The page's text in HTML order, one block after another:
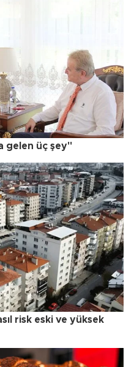
gelen üç şey"
risk eski ve yüksek